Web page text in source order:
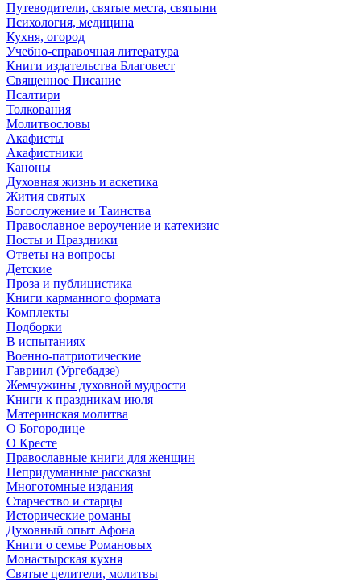
Путеводители, святые места, святыни
Психология, медицина
Кухня, огород
Учебно-справочная литература
Книги издательства Благовест
Священное Писание
Псалтири
Толкования
Молитвословы
Акафисты
Акафистники
Каноны
Духовная жизнь и аскетика
Жития святых
Богослужение и Таинства
Православное вероучение и катехизис
Посты и Праздники
Ответы на вопросы
Детские
Проза и публицистика
Книги карманного формата
Комплекты
Подборки
В испытаниях
Военно-патриотические
Гавриил (Ургебадзе)
Жемчужины духовной мудрости
Книги к праздникам июля
Материнская молитва
О Богородице
О Кресте
Православные книги для женщин
Непридуманные рассказы
Многотомные издания
Старчество и старцы
Исторические романы
Духовный опыт Афона
Книги о семье Романовых
Монастырская кухня
Святые целители, молитвы